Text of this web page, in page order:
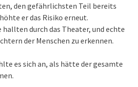
den gefährlichsten Teil bereits
er das Risiko erneut.
hallten durch das Theater, und echte
der Menschen zu erkennen.
es sich an, als hätte der gesamte